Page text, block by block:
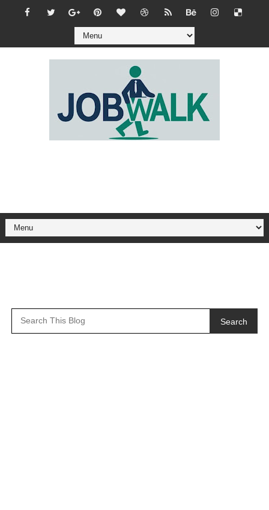
Search